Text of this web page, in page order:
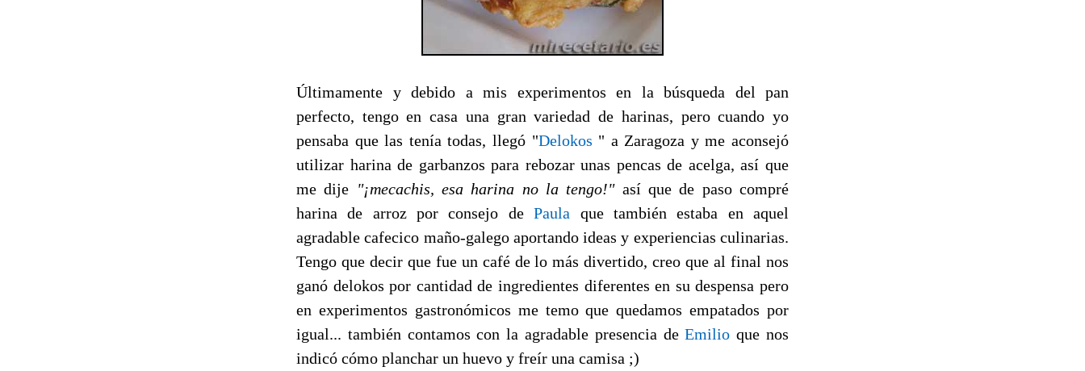
Últimamente y debido a mis experimentos en la búsqueda del pan
perfecto, tengo en casa una gran variedad de harinas, pero cuando yo
pensaba que las tenía todas, llegó "Delokos " a Zaragoza y me aconsejó
utilizar harina de garbanzos para rebozar unas pencas de acelga, así que
me dije "¡mecachis, esa harina no la tengo!"así que de paso compré
harina de arroz por consejo dePaula que también estaba en aquel
agradable cafecico maño-galego aportando ideas y experiencias culinarias.
Tengo que decir que fue un café de lo más divertido, creo que al final nos
ganó delokos por cantidad de ingredientes diferentes en su despensa pero
en experimentos gastronómicos me temo que quedamos empatados por
igual... también contamos con la agradable presencia deEmilio que nos
indicó cómo planchar un huevo y freír una camisa ;)